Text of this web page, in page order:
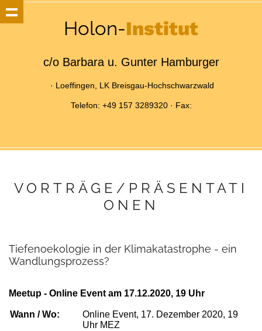
Holon-Institut
c/o Barbara u. Gunter Hamburger
· Loeffingen, LK Breisgau-Hochschwarzwald
Telefon: +49 157 3289320 · Fax:
VORTRÄGE/PRÄSENTATI
ONEN
Tiefenoekologie in der Klimakatastrophe - ein
Wandlungsprozess?
Meetup - Online Event am 17.12.2020, 19 Uhr
Wann / Wo:
Online Event, 17. Dezember 2020, 19
Uhr MEZ